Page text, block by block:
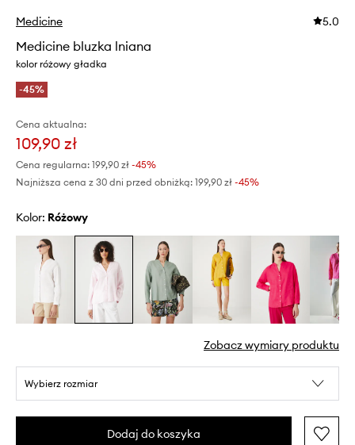
Medicine 5.0
Medicine bluzka lniana
kolor różowy gładka
-45%
Cena aktualna:
109,90 zł
Cena regularna: 199,90 zł -45%
Najniższa cena z 30 dni przed obniżką: 199,90 zł -45%
Kolor: różowy
Zobacz wymiary produktu
Wybierz rozmiar
Dodaj do koszyka